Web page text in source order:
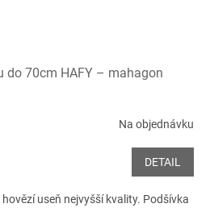
do 70cm HAFY – mahagon
Na objednávku
DETAIL
useň nejvyšší kvality. Podšívka